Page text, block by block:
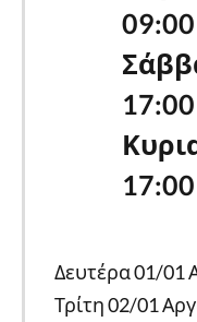
17:00
17:00
Δευτέρα 01/01
Τρίτη 02/01